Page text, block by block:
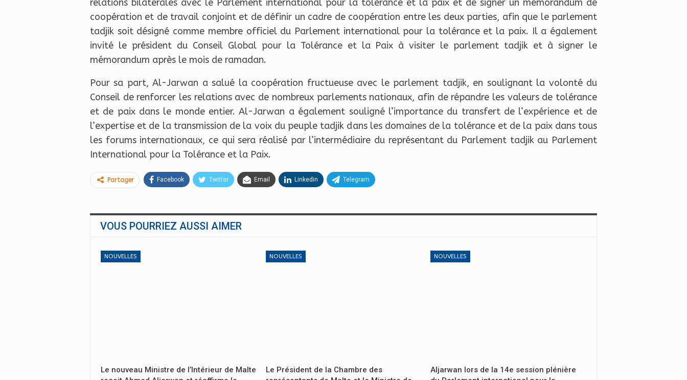
relations bilatérales avec le Parlement international pour la tolérance et la paix et de signer un mémorandum de
coopération et de travail conjoint et de définir un cadre de coopération entre les deux parties, afin que le parlement
tadjik soit désigné comme membre officiel du Parlement international pour la tolérance et la paix. Il a également
invité le président du Conseil Global pour la Tolérance et la Paix à visiter le parlement tadjik et à signer le
mémorandum après le mois de ramadan.
Pour sa part, Al-Jarwan a salué la coopération fructueuse avec le parlement tadjik, en soulignant la volonté du
Conseil de renforcer les relations avec de nombreux parlements nationaux, afin de répandre les valeurs de tolérance
et de paix dans le monde entier. Al-Jarwan a également souligné l’importance du transfert de l’expérience et de
l’expertise et de la transmission de la voix du peuple tadjik dans les domaines de la tolérance et de la paix dans tous
les forums internationaux, ce qui sera réalisé par l’intermédiaire du représentant du Parlement tadjik au Parlement
International pour la Tolérance et la Paix.
Partager Facebook Twitter Email Linkedin Telegram
VOUS POURRIEZ AUSSI AIMER
NOUVELLES
Le nouveau Ministre de l’Intérieur de Malte
NOUVELLES
Le Président de la Chambre des
NOUVELLES
Aljarwan lors de la 14e session plénière